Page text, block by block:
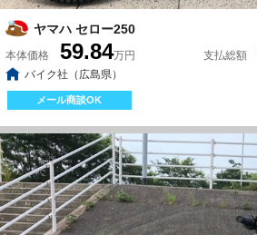
ヤマハ セロー250
本体価格 59.84万円 支払総額
バイク社（広島県）
メール商談OK